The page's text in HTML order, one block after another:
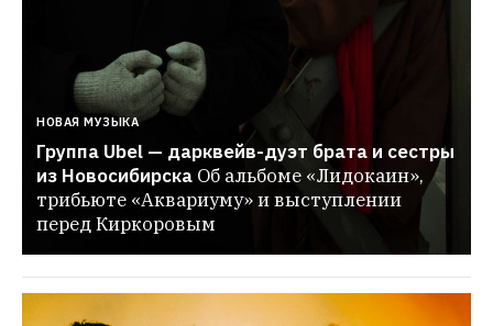
НОВАЯ МУЗЫКА
Группа Ubel — дарквейв-дуэт брата и сестры
из Новосибирска Об альбоме «Лидокаин»,
трибьюте «Аквариуму» и выступлении
перед Киркоровым